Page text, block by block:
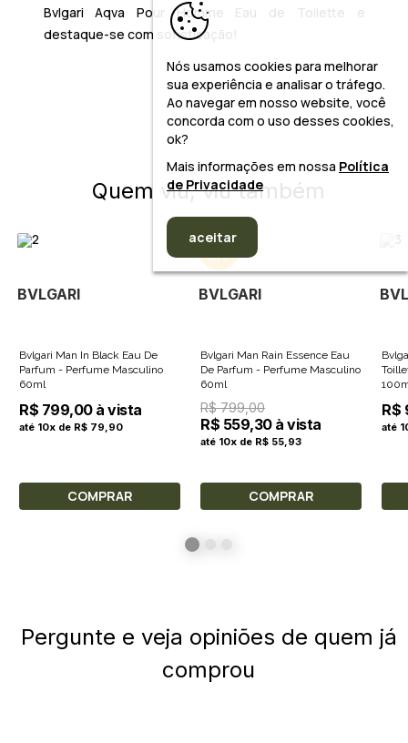
Bvlgari Aqva Pour Homme Eau de Toilette e
destaque-se com sofisticação!
Quem viu, viu também
BVLGARI
Bvlgari Man In Black Eau De
Parfum - Perfume Masculino
60ml
R$ 799,00 à vista
até 10x de R$ 79,90
COMPRAR
30%
BVLGARI
Bvlgari Man Rain Essence Eau
De Parfum - Perfume Masculino
60ml
R$ 799,00
R$ 559,30 à vista
até 10x de R$ 55,93
COMPRAR
R$
até
Pergunte e veja opiniões de quem já
comprou
Nós usamos cookies para melhorar
sua experiência e analisar o tráfego.
Ao navegar em nosso website, você
concorda com o uso desses cookies,
ok?
Mais informações em nossa Política
de Privacidade
aceitar